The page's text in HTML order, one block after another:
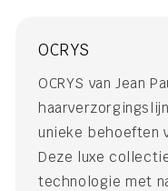
OCRYS
OCRYS van Jean
unieke behoeften
Deze luxe
technologie met